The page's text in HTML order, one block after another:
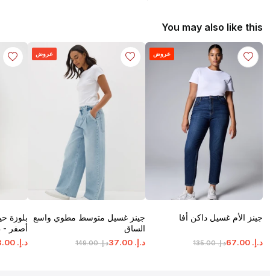
You may also like this
عروض
جينز الأم غسيل داكن أفا
د.إ.‏
135.00 د.إ. 67.00
عروض
جينز غسيل متوسط مطوي واسع
الساق
د.إ.‏
149.00 د.إ. ‏
37.00
بلوزة
أصفر - 4 - 5 سنة
د.إ. ‏
.00